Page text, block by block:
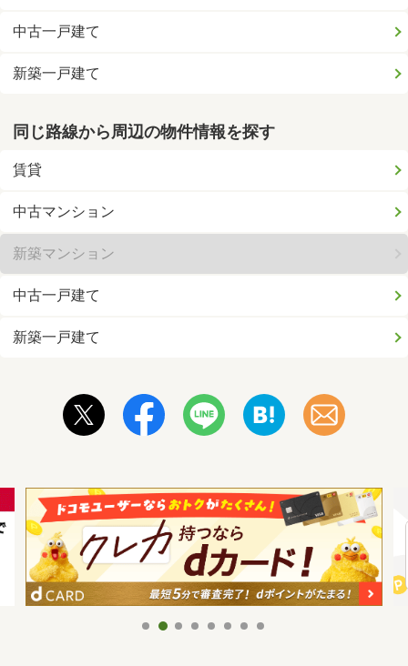
中古一戸建て
新築一戸建て
同じ路線から周辺の物件情報を探す
賃貸
中古マンション
新築マンション
中古一戸建て
新築一戸建て